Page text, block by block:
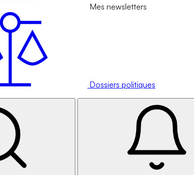
Mes newsletters
Dossiers politiques